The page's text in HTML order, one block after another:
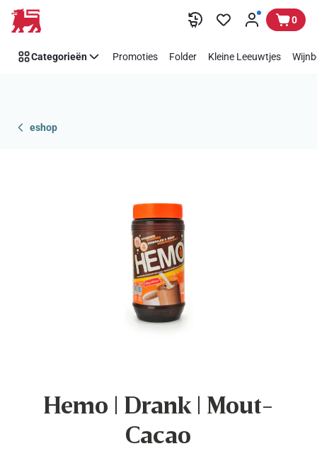
Overslaan 0
Categorieën Promoties Folder Kleine Leeuwtjes
eshop
Hemo | Drank | Mout-
Cacao